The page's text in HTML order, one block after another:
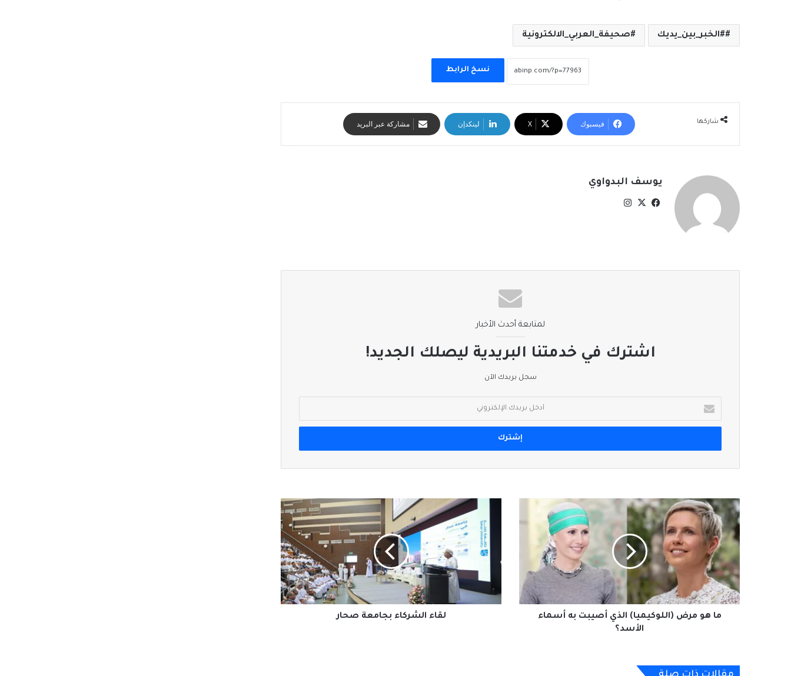
#الخبر_بين_يديك صحيفة_العربي_الالكترونية
نسخ الرابط
شاركها فيسبوك ‫X لينكدإن مشاركة عبر البريد
يوسف البدواوي
فيسبوك
‫X
لمتابعة أحدث الأخبار
اشترك في خدمتنا البريدية ليصلك الجديد!
سجل بريدك الآن
بريدك
الإلكتروني
ما
هو
مرض
(اللوكيميا)
الذي
أصيبت
به
أسماء
الأسد؟
ما هو مرض (اللوكيميا) الذي أصيبت به أسماء
الأسد؟
لقاء الشركاء بجامعة صحار
لقاء الشركاء بجامعة صحار